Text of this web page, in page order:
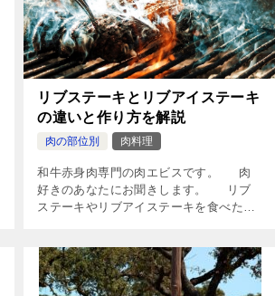
リブステーキとリブアイステーキ
の違いと作り方を解説
肉の部位別 肉料理
和牛赤身肉専門の肉エビスです。 肉
好きのあなたにお聞きします。 リブ
ステーキやリブアイステーキを食べた